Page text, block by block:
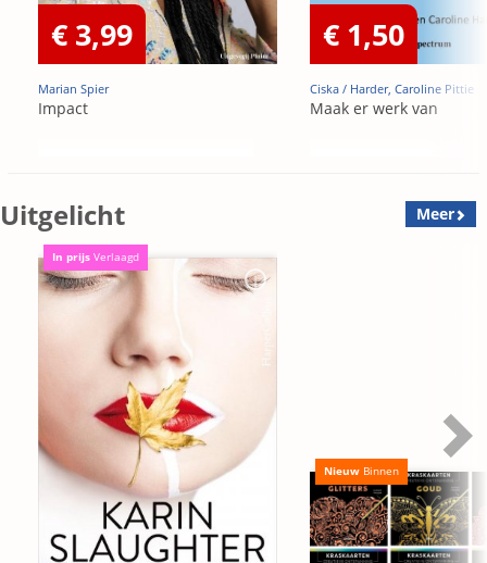
€ 3,99
Marian Spier
Impact
€ 1,50
Ciska / Harder, Caroline Pittie
Maak er werk van
Uitgelicht Meer
In prijs Verlaagd
Nieuw Binnen